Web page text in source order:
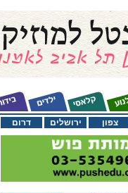
דרום ירושלים צפון